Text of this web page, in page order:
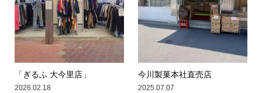
「ぎるふ 大今里店」
2026.02.18
今川製菓本社直売店
2025.07.07